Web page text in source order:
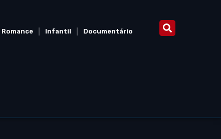
Romance Infantil Documentário